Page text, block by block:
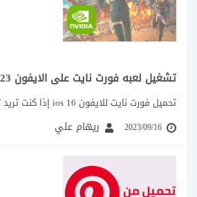
تشغيل لعبه فورت نايت على الايفون 2023
2023/09/16 ريهام علي